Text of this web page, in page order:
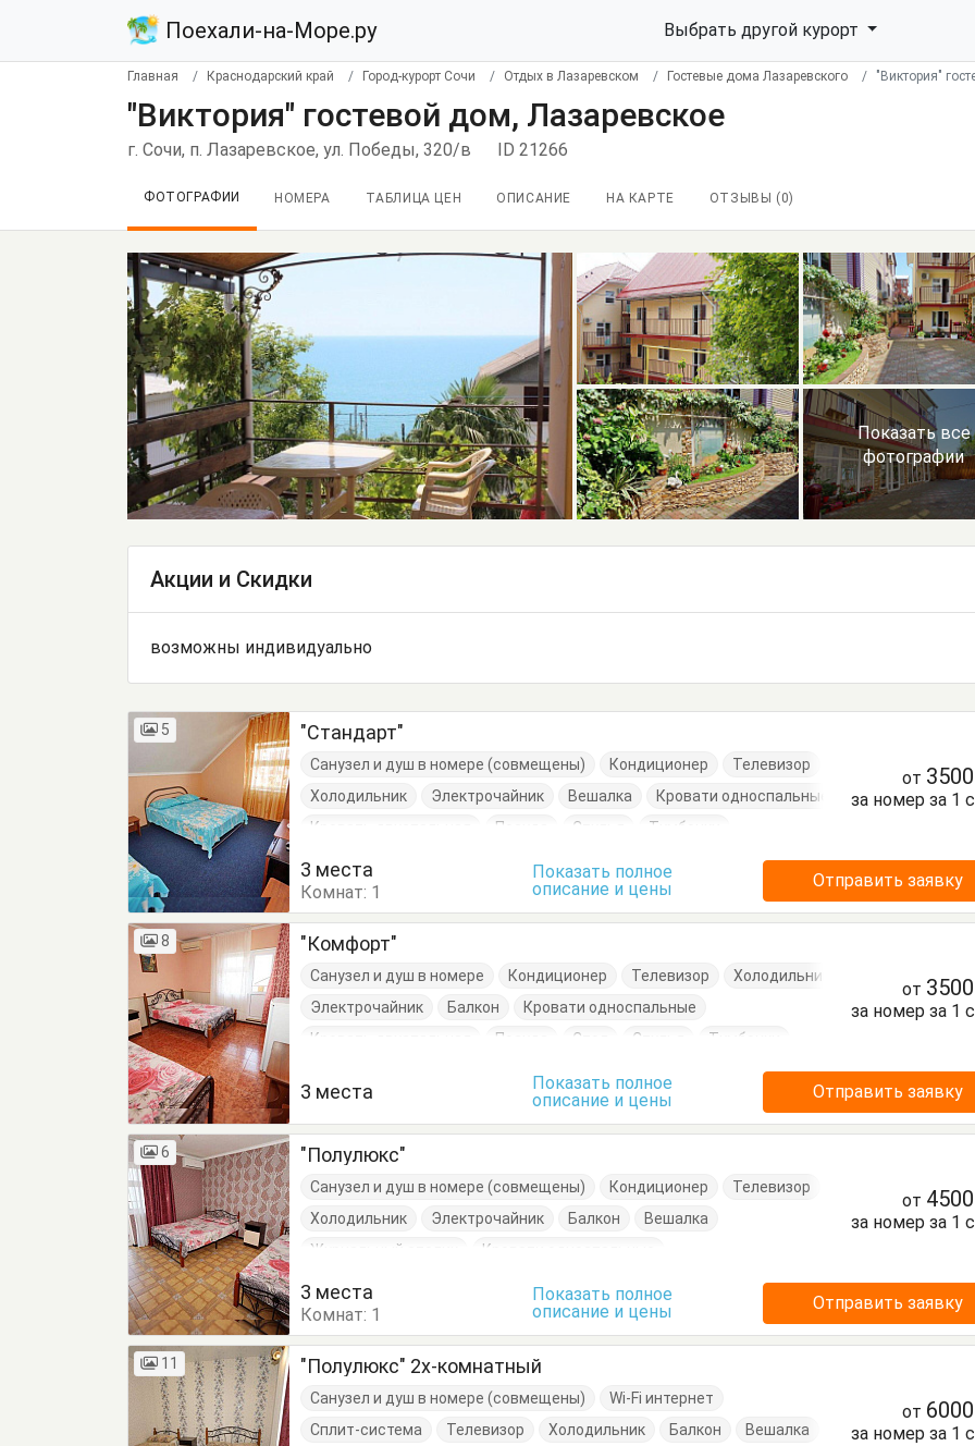
Поехали-на-Море.ру Выбрать другой курорт
Главная Краснодарский край Город-курорт Сочи Отдых в Лазаревском Гостевые дома Лазаревского "Виктория"
"Виктория" гостевой дом, Лазаревское
г. Сочи, п. Лазаревское, ул. Победы, 320/в ID 21266
ФОТОГРАФИИ НОМЕРА ТАБЛИЦА ЦЕН ОПИСАНИЕ НА КАРТЕ ОТЗЫВЫ ( 0)
Показать все
фотографии
Акции и Скидки
возможны индивидуально
5 "Стандарт"
Санузел и душ в номере (совмещены) Кондиционер
Телевизор
Холодильник
Электрочайник Вешалка
Кровати односпальные
Кровать двуспальная
Посуда Стулья Тумбочки
от
за номер за 1
3 места
Комнат: 1
Показать полное
описание и цены
Отправить заявку
8 "Комфорт"
Санузел и душ в номере Кондиционер Телевизор
Холодильник
Электрочайник
Балкон
Кровати односпальные
Кровать двуспальная
Посуда Стол Стулья
Тумбочки
от
за номер за 1
3 места
Показать полное
описание и цены
Отправить заявку
6 "Полулюкс"
Санузел и душ в номере (совмещены) Кондиционер
Телевизор
Холодильник
Электрочайник Балкон
Вешалка
Журнальный столик
Кровати односпальные
Шкаф
от
за номер за 1
3 места
Комнат: 1
Показать полное
описание и цены
Отправить заявку
11 "Полулюкс" 2х-комнатный
Санузел и душ в номере (совмещены)
Wi-Fi интернет
Сплит-система
Телевизор Холодильник Балкон
Вешалка
от
за номер за 1